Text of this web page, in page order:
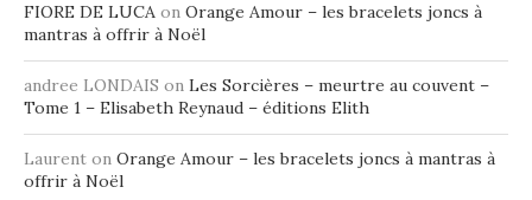
FIORE DE LUCA on Orange Amour – les bracelets joncs à
mantras à offrir à Noël
andree LONDAIS on Les Sorcières – meurtre au couvent –
Tome 1 – Elisabeth Reynaud – éditions Elith
Laurent on Orange Amour – les bracelets joncs à mantras à
offrir à Noël